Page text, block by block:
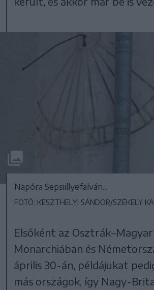
Napóra Sepsiillyefalván...
FOTÓ: KESZTHELYI SÁNDOR/SZÉKELY
Elsőként az Osztrák–Magyar
Monarchiában és
április 30-án, példájukat
más országok, így Nagy-